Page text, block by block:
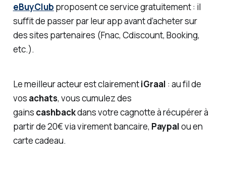
eBuyClub proposent ce service gratuitement : il
suffit de passer par leur app avant d’acheter sur
des sites partenaires (Fnac, Cdiscount, Booking,
etc.).
Le meilleur acteur est clairementiGraal : au fil de
vos achats, vous cumulez des
gains cashbackdans votre cagnotte à récupérer à
partir de 20€ via virement bancaire, Paypalou en
carte cadeau.